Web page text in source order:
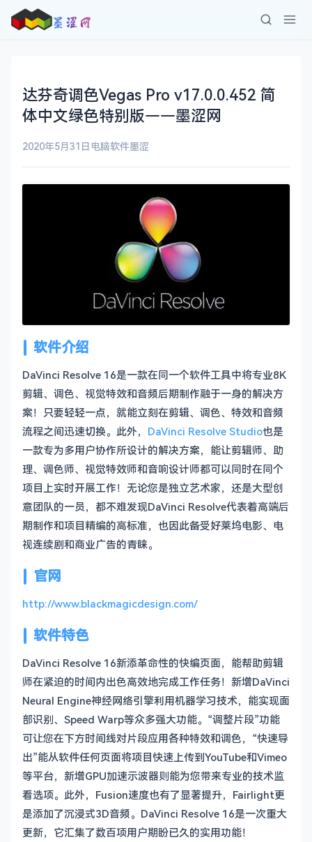
达芬奇调色Vegas Pro v17.0.0.452 简
体中文绿色特别版——墨涩网
2020年5月31日 电脑软件墨涩
软件介绍
DaVinci Resolve 16是一款在同一个软件工具中将专业8K
剪辑、调色、视觉特效和音频后期制作融于一身的解决方
案！只要轻轻一点，就能立刻在剪辑、调色、特效和音频
流程之间迅速切换。此外， DaVinci Resolve Studio也是
一款专为多用户协作所设计的解决方案，能让剪辑师、助
理、调色师、视觉特效师和音响设计师都可以同时在同个
项目上实时开展工作！无论您是独立艺术家，还是大型创
意团队的一员，都不难发现DaVinci Resolve代表着高端后
期制作和项目精编的高标准，也因此备受好莱坞电影、电
视连续剧和商业广告的青睐。
官网
http://www.blackmagicdesign.com/
软件特色
DaVinci Resolve 16新添革命性的快编页面，能帮助剪辑
师在紧迫的时间内出色高效地完成工作任务！新增DaVinci
Neural Engine神经网络引擎利用机器学习技术，能实现面
部识别、Speed Warp等众多强大功能。“调整片段”功能
可让您在下方时间线对片段应用各种特效和调色，“快速导
出”能从软件任何页面将项目快速上传到YouTube和Vimeo
等平台，新增GPU加速示波器则能为您带来专业的技术监
看选项。此外，Fusion速度也有了显著提升，Fairlight更
是添加了沉浸式3D音频。DaVinci Resolve 16是一次重大
更新，它汇集了数百项用户期盼已久的实用功能！